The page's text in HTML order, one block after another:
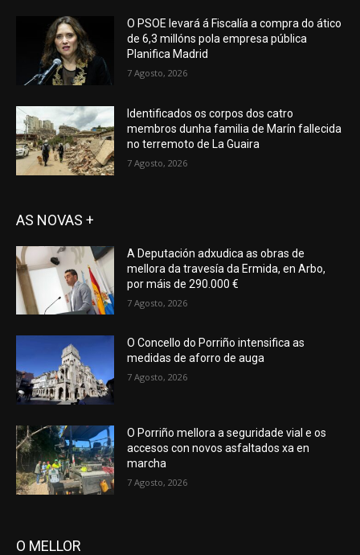
O PSOE levará á Fiscalía a compra do ático
de 6,3 millóns pola empresa pública
Planifica Madrid
7 Agosto, 2026
Identificados os corpos dos catro
membros dunha familia de Marín fallecida
no terremoto de La Guaira
7 Agosto, 2026
AS NOVAS +
A Deputación adxudica as obras de
mellora da travesía da Ermida, en Arbo,
por máis de 290.000 €
7 Agosto, 2026
O Concello do Porriño intensifica as
medidas de aforro de auga
7 Agosto, 2026
O Porriño mellora a seguridade vial e os
accesos con novos asfaltados xa en
marcha
7 Agosto, 2026
O MELLOR